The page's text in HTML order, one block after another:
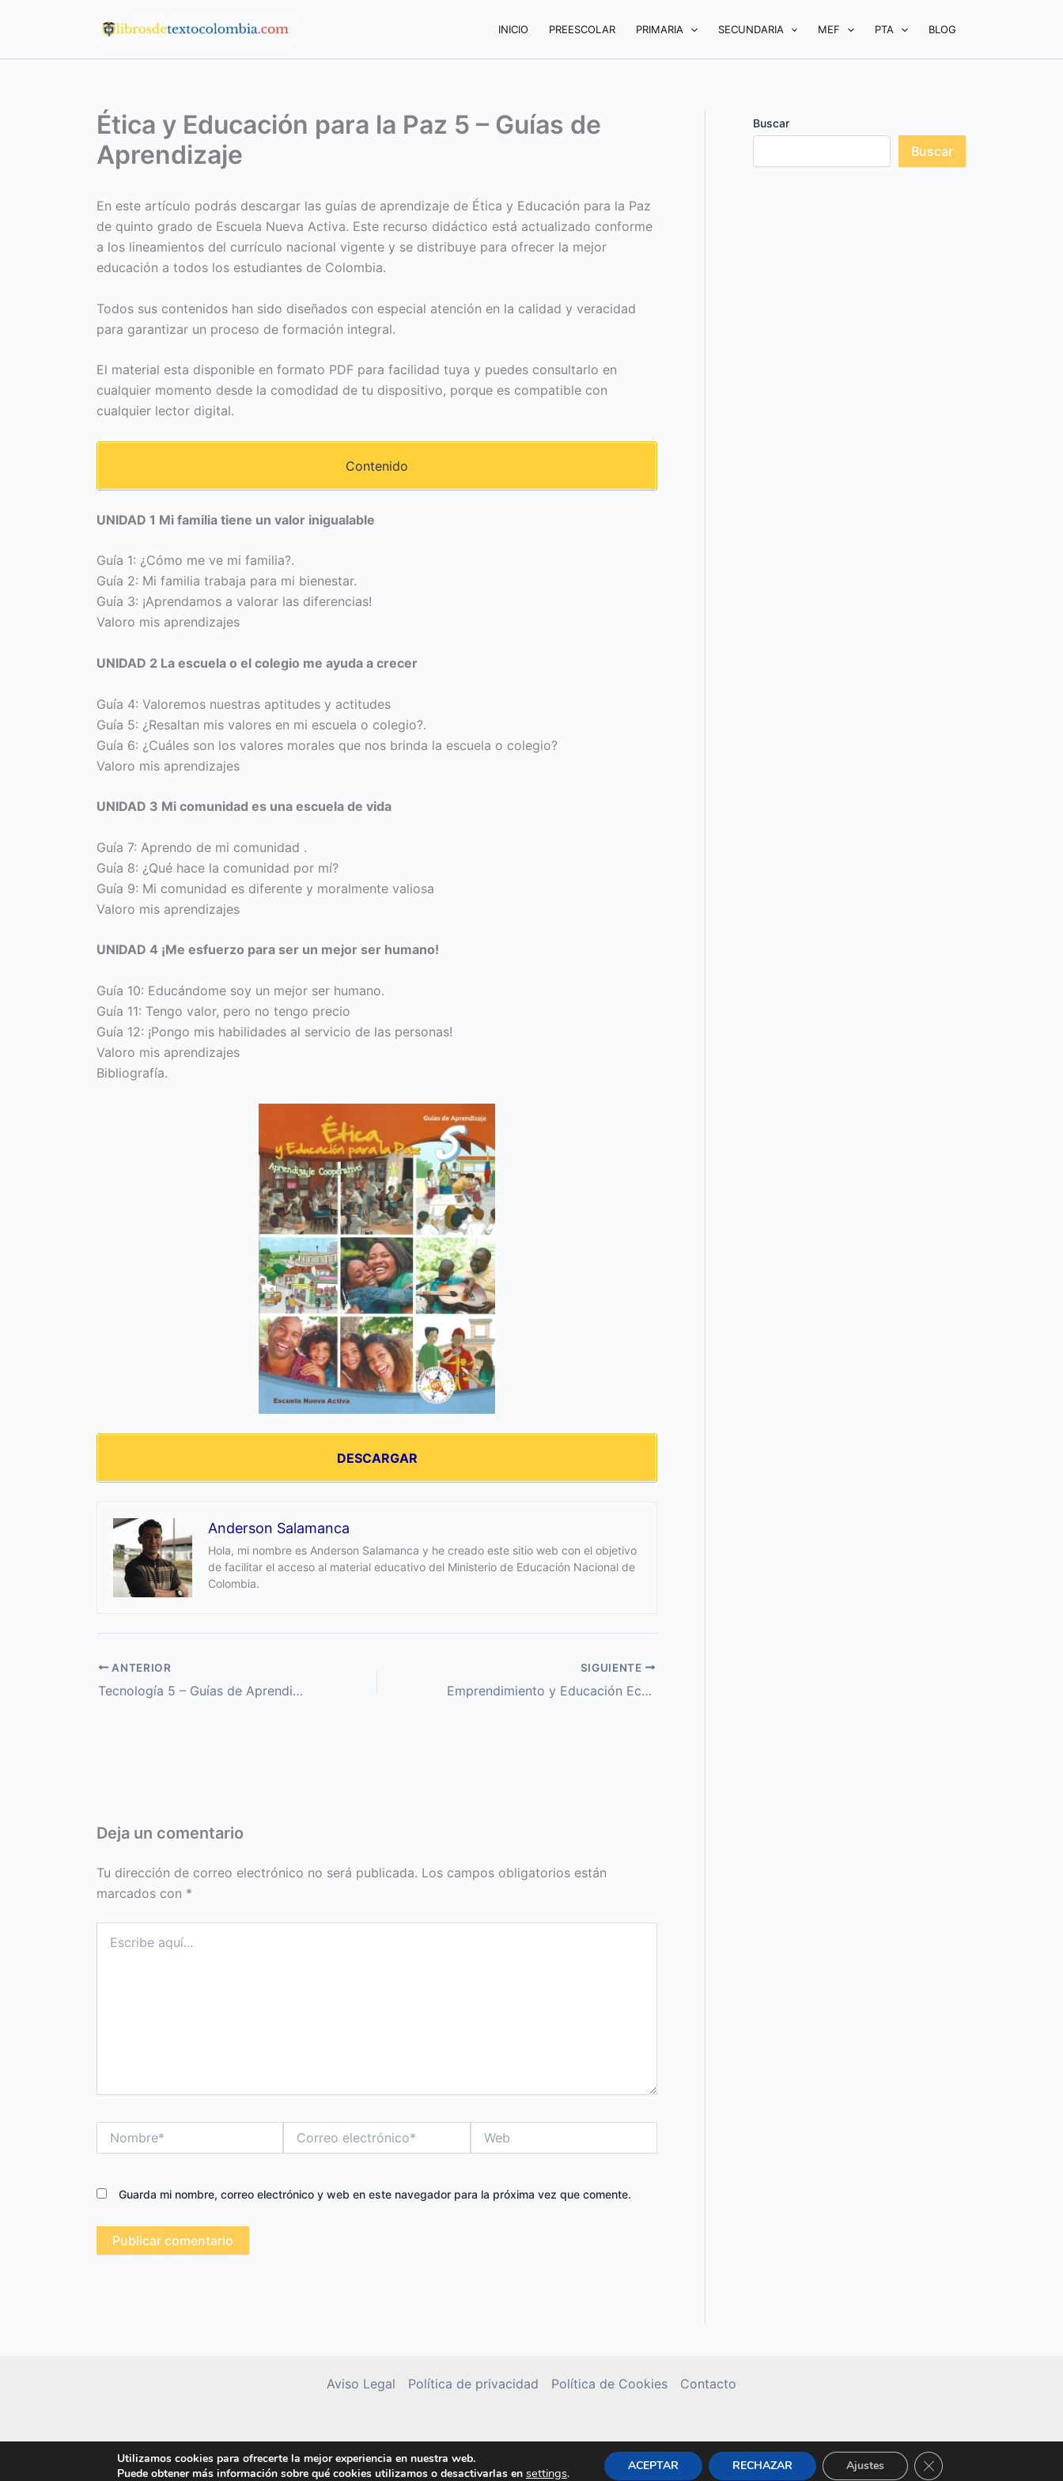
INICIO PREESCOLAR PRIMARIA SECUNDARIA MEF PTA BLOG
Ética y Educación para la Paz 5 – Guías de
Aprendizaje
En este artículo podrás descargar las guías de aprendizaje de Ética y Educación para la Paz
de quinto grado de Escuela Nueva Activa. Este recurso didáctico está actualizado conforme
a los lineamientos del currículo nacional vigente y se distribuye para ofrecer la mejor
educación a todos los estudiantes de Colombia.
Todos sus contenidos han sido diseñados con especial atención en la calidad y veracidad
para garantizar un proceso de formación integral.
El material esta disponible en formato PDF para facilidad tuya y puedes consultarlo en
cualquier momento desde la comodidad de tu dispositivo, porque es compatible con
cualquier lector digital.
Contenido
UNIDAD 1 Mi familia tiene un valor inigualable
Guía 1: ¿Cómo me ve mi familia?.
Guía 2: Mi familia trabaja para mi bienestar.
Guía 3: ¡Aprendamos a valorar las diferencias!
Valoro mis aprendizajes
UNIDAD 2 La escuela o el colegio me ayuda a crecer
Guía 4: Valoremos nuestras aptitudes y actitudes
Guía 5: ¿Resaltan mis valores en mi escuela o colegio?.
Guía 6: ¿Cuáles son los valores morales que nos brinda la escuela o colegio?
Valoro mis aprendizajes
UNIDAD 3 Mi comunidad es una escuela de vida
Guía 7: Aprendo de mi comunidad .
Guía 8: ¿Qué hace la comunidad por mí?
Guía 9: Mi comunidad es diferente y moralmente valiosa
Valoro mis aprendizajes
UNIDAD 4 ¡Me esfuerzo para ser un mejor ser humano!
Guía 10: Educándome soy un mejor ser humano.
Guía 11: Tengo valor, pero no tengo precio
Guía 12: ¡Pongo mis habilidades al servicio de las personas!
Valoro mis aprendizajes
Bibliografía.
DESCARGAR
Anderson Salamanca
Hola, mi nombre es Anderson Salamanca y he creado este sitio web con el objetivo
de facilitar el acceso al material educativo del Ministerio de Educación Nacional de
Colombia.
ANTERIOR
Tecnología 5 – Guías de Aprendizaje
SIGUIENTE
Emprendimiento y Educación Económica y Financiera Nivel I – Guías de Aprendizaje
Deja un comentario
Tu dirección de correo electrónico no será publicada. Los campos obligatorios están
marcados con *
aquí...
electrónico*
Guarda mi nombre, correo electrónico y web en este navegador para la próxima vez que comente.
Buscar
Buscar
Aviso Legal Política de privacidad Política de Cookies Contacto
Copyright © 2026 librosdetextocolombia.com
Utilizamos cookies para ofrecerte la mejor experiencia en nuestra web.
Puede obtener más información sobre qué cookies utilizamos o desactivarlas en settings. ACEPTAR RECHAZAR Ajustes Cerrar el banner de